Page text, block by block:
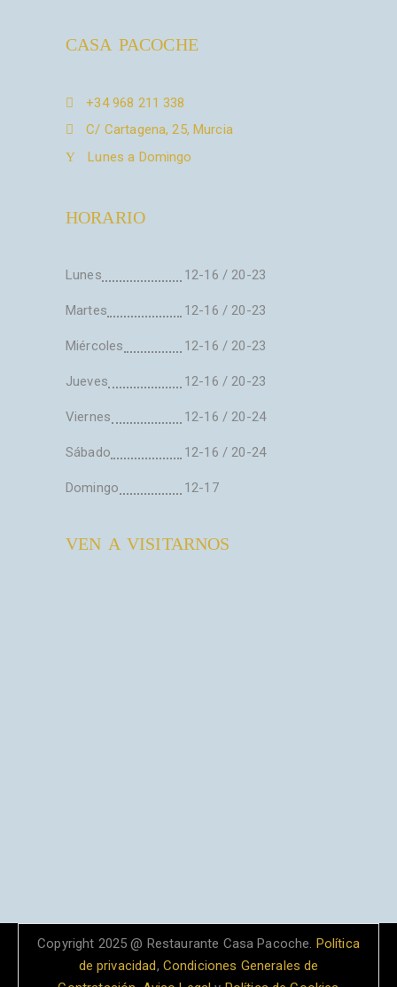
CASA PACOCHE
+34 968 211 338
C/ Cartagena, 25, Murcia
Lunes a Domingo
HORARIO
Lunes 12-16 / 20-23
Martes 12-16 / 20-23
Miércoles 12-16 / 20-23
Jueves 12-16 / 20-23
Viernes 12-16 / 20-24
Sábado 12-16 / 20-24
Domingo 12-17
VEN A VISITARNOS
Copyright 2025 @ Restaurante Casa Pacoche. Política
de privacidad, Condiciones Generales de